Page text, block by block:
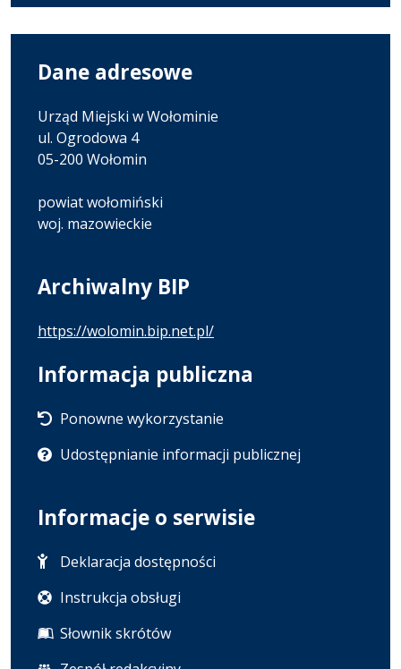
Dane adresowe
Urząd Miejski w Wołominie
ul. Ogrodowa 4
05-200 Wołomin
powiat wołomiński
woj. mazowieckie
Archiwalny BIP
https://wolomin.bip.net.pl/
Informacja publiczna
Ponowne wykorzystanie
Udostępnianie informacji publicznej
Informacje o serwisie
Deklaracja dostępności
Instrukcja obsługi
Słownik skrótów